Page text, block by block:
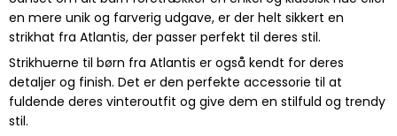
en mere unik og farverig udgave, er der helt sikkert en
strikhat fra Atlantis, der passer perfekt til deres stil.
Strikhuerne til børn fra Atlantis er også kendt for deres
detaljer og finish. Det er den perfekte accessorie til at
fuldende deres vinteroutfit og give dem en stilfuld og trendy
stil.